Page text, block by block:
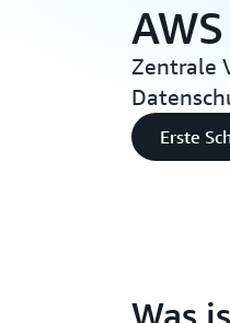
Zentrale
Erste
Was